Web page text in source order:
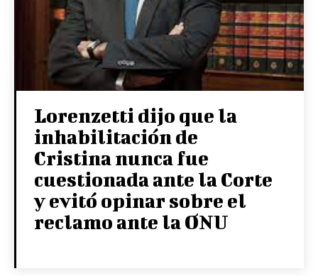
Lorenzetti dijo que la
inhabilitación de
Cristina nunca fue
cuestionada ante la Corte
y evitó opinar sobre el
reclamo ante la ONU